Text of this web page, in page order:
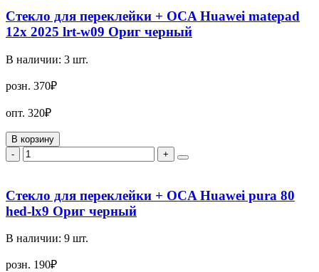
Стекло для переклейки + OCA Huawei matepad
12x 2025 lrt-w09 Ориг черный
В наличии: 3 шт.
розн. 370₽
опт. 320₽
В корзину
-
+
Стекло для переклейки + OCA Huawei pura 80
hed-lx9 Ориг черный
В наличии: 9 шт.
розн. 190₽